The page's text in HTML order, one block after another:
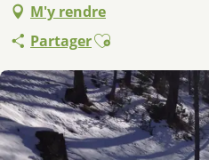
M'y rendre
PartagerAjouter aux favoris